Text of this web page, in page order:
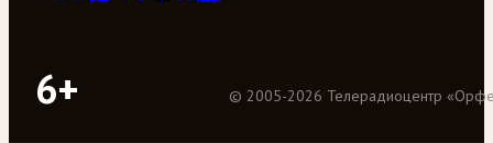
6+ © 2005-2026 Телерадиоцентр